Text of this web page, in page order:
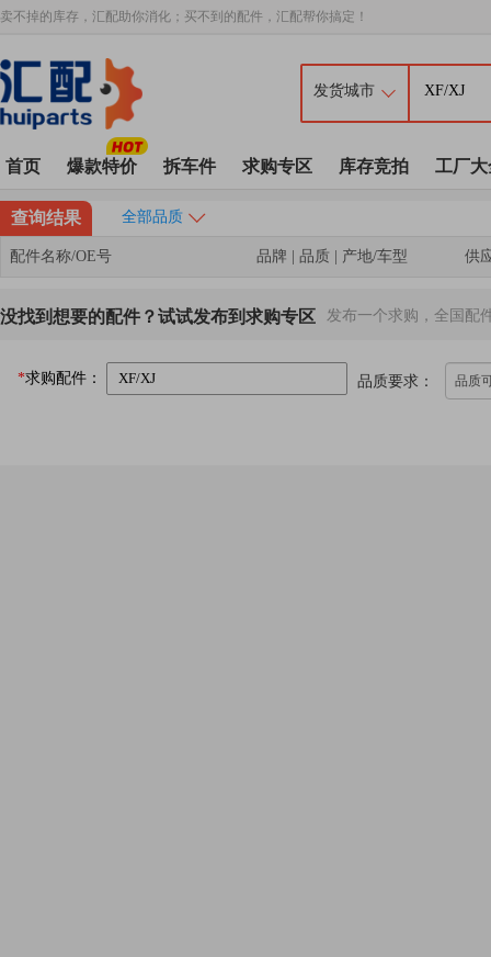
卖不掉的库存，汇配助你消化；买不到的配件，汇配帮你搞定！
首页 爆款特价 拆车件 求购专区 库存竞拍 工厂大
查询结果 全部品质
配件名称/OE号 品牌 | 品质 | 产地/车型 供
没找到想要的配件？试试发布到求购专区 发布一个求购，全国配
*求购配件： 品质要求： 品质